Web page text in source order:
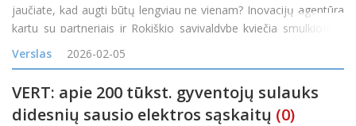
jaučiate, kad augti būtų lengviau ne vienam? Inovacijų agentūra
kartu su partneriais ir Rokiškio savivaldybe kviečia smulkiojo ir
vidutinio verslo atstovus, vykdančius veiklą iki 3 metų, prisijungti
prie nemokamos praded
Verslas 2026-02-05
VERT: apie 200 tūkst. gyventojų sulauks
didesnių sausio elektros sąskaitų (0)